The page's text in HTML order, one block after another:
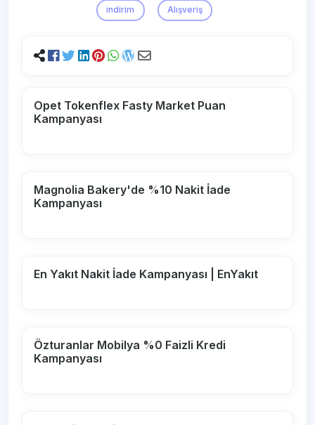
indirim Alışveriş
Opet Tokenflex Fasty Market Puan
Kampanyası
Magnolia Bakery'de %10 Nakit İade
Kampanyası
En Yakıt Nakit İade Kampanyası | EnYakıt
Özturanlar Mobilya %0 Faizli Kredi
Kampanyası